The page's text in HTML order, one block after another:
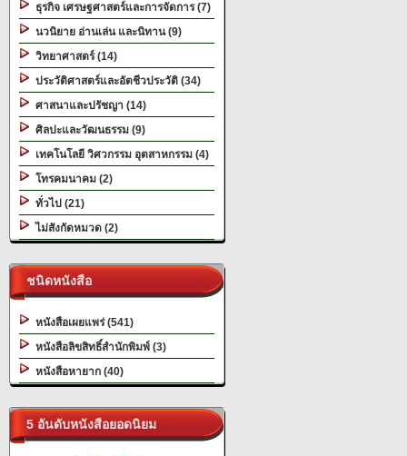
ธุรกิจ เศรษฐศาสตร์และการจัดการ (7)
นวนิยาย อ่านเล่น และนิทาน (9)
วิทยาศาสตร์ (14)
ประวัติศาสตร์และอัตชีวประวัติ (34)
ศาสนาและปรัชญา (14)
ศิลปะและวัฒนธรรม (9)
เทคโนโลยี วิศวกรรม อุตสาหกรรม (4)
โทรคมนาคม (2)
ทั่วไป (21)
ไม่สังกัดหมวด (2)
ชนิดหนังสือ
หนังสือเผยแพร่ (541)
หนังสือลิขสิทธิ์สำนักพิมพ์ (3)
หนังสือหายาก (40)
5 อันดับหนังสือยอดนิยม